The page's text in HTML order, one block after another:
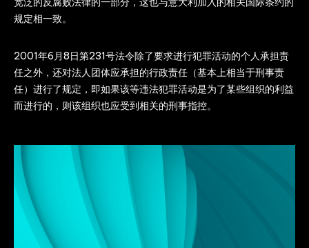
规定相一致。
2001年6月8日第231号法令除了要求进行犯罪活动的个人承担责
任之外，还对法人团体应承担的行政责任（基本上相当于刑事责
任）进行了规定，即如果该等违法犯罪活动是为了某些组织的利益
而进行的，则该组织也应受到相关的刑事指控。